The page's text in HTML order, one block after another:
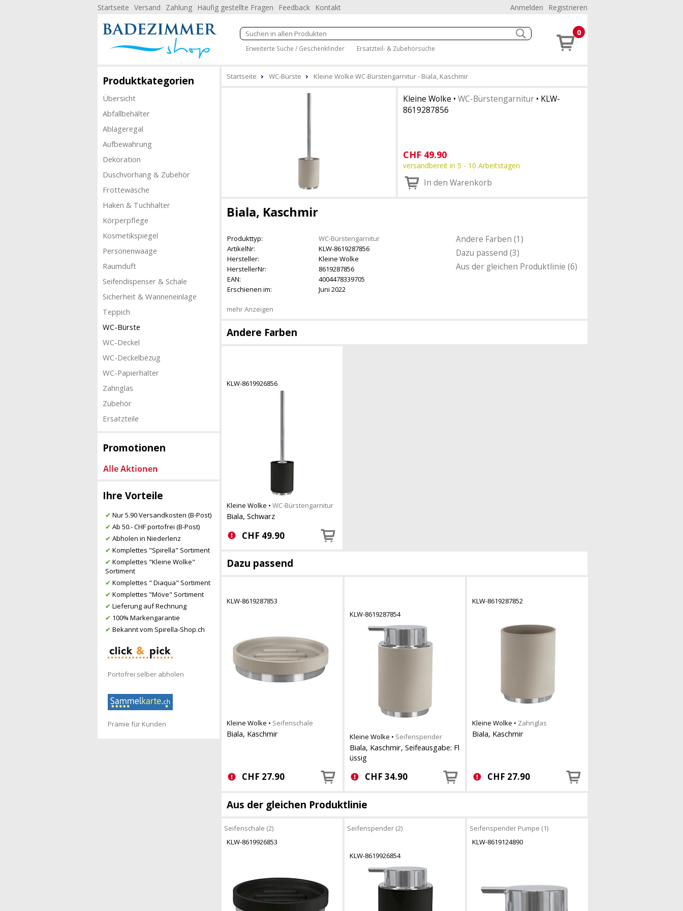
Startseite Versand Zahlung Häufig gestellte Fragen Feedback Kontakt Anmelden Registrieren
Erweiterte Suche / Geschenkfinder Ersatzteil- & Zubehörsuche
0
Produktkategorien
Übersicht
Abfallbehälter
Ablageregal
Aufbewahrung
Dekoration
Duschvorhang & Zubehör
Frottewäsche
Haken & Tuchhalter
Körperpflege
Kosmetikspiegel
Personenwaage
Raumduft
Seifendispenser & Schale
Sicherheit & Wanneneinlage
Teppich
WC-Bürste
WC-Deckel
WC-Deckelbezug
WC-Papierhalter
Zahnglas
Zubehör
Ersatzteile
Promotionen
Ihre Vorteile
✔ Nur 5.90 Versandkosten (B-Post)
✔ Ab 50.- CHF portofrei (B-Post)
✔ Abholen in Niederlenz
✔ Komplettes "Spirella" Sortiment
✔ Komplettes "Kleine Wolke"
Sortiment
✔ Komplettes " Diaqua" Sortiment
✔ Komplettes "Möve" Sortiment
✔ Lieferung auf Rechnung
✔ 100% Markengarantie
✔ Bekannt vom Spirella-Shop.ch
Portofrei selber abholen
Prämie für Kunden
Startseite WC-Bürste Kleine Wolke WC-Bürstengarnitur - Biala, Kaschmir
Kleine Wolke • WC-Bürstengarnitur• KLW-
8619287856
CHF 49.90
versandbereit in 5 - 10 Arbeitstagen
In den Warenkorb
Biala, Kaschmir
Produkttyp:
WC-Bürstengarnitur
ArtikelNr:
KLW-8619287856
Hersteller:
Kleine Wolke
HerstellerNr:
8619287856
EAN:
4004478339705
Erschienen im:
Juni 2022
Andere Farben (1)
Dazu passend (3)
Aus der gleichen Produktlinie (6)
mehr Anzeigen
Andere Farben
KLW-8619926856
Kleine Wolke • WC-Bürstengarnitur
Biala, Schwarz
CHF 49.90
Dazu passend
KLW-8619287853
Kleine Wolke • Seifenschale
Biala, Kaschmir
CHF 27.90
KLW-8619287854
Kleine Wolke • Seifenspender
Biala, Kaschmir, Seifeausgabe: Fl
üssig
CHF 34.90
KLW-8619287852
Kleine Wolke • Zahnglas
Biala, Kaschmir
CHF 27.90
Aus der gleichen Produktlinie
Seifenschale (2)
KLW-8619926853
Seifenspender (2)
KLW-8619926854
Seifenspender Pumpe (1)
KLW-8619124890